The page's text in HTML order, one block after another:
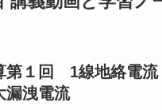
第１回 1線地絡電流
洩電流